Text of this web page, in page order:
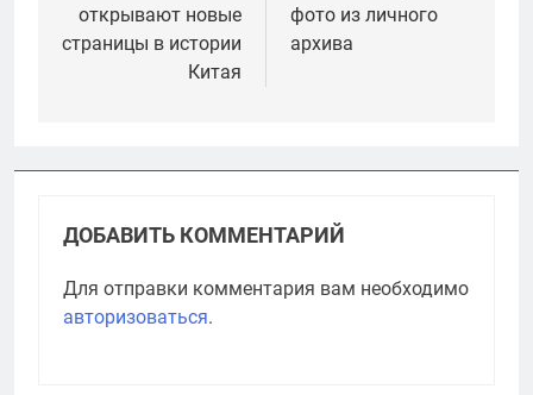
открывают новые
страницы в истории
Китая
фото из личного
архива
ДОБАВИТЬ КОММЕНТАРИЙ
Для отправки комментария вам необходимо
авторизоваться.